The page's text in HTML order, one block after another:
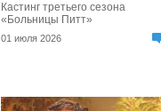
Кастинг третьего сезона
«Больницы Питт»
01 июля 2026